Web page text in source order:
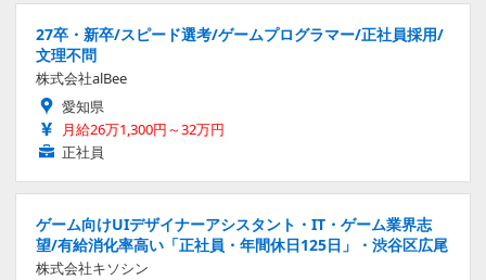
27卒・新卒/スピード選考/ゲームプログラマー/正社員採用/
文理不問
株式会社alBee
愛知県
月給26万1,300円～32万円
正社員
ゲーム向けUIデザイナーアシスタント・IT・ゲーム業界志
望/有給消化率高い「正社員・年間休日125日」・渋谷区広尾
株式会社キソシン